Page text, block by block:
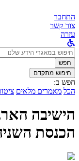
התחבר
צור קשר
עזרה
לחפש
ב:חפש
חיפוש מתקדם
חפש ב:
הכל מאמרים מלאים
הישיבה
הכנסת